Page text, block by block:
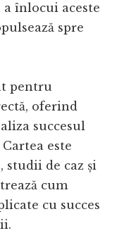
înlocui aceste
spre
pentru
oferind
succesul
este
studii de caz și
cum
cu succes